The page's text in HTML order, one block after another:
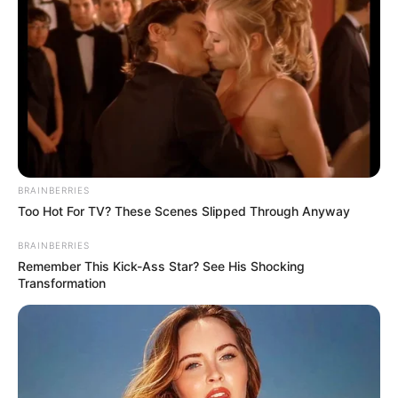
üzletember azt is elmondta, hogy sosem akarta
kiteregetni a szennyest és a házassági vitákat sem,
mert nem így nevelték, valamint ő próbált hálával
emlékezni a 18 évükre a volt feleségével.
BRAINBERRIES
Too Hot For TV? These Scenes Slipped Through Anyway
BRAINBERRIES
Remember This Kick-Ass Star? See His Shocking
Transformation